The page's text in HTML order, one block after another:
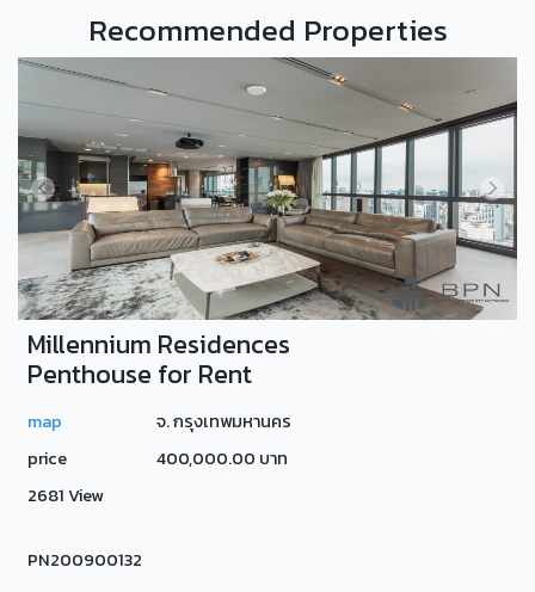
Recommended Properties
Millennium Residences
Penthouse for Rent
map
จ. กรุงเทพมหานคร
price
400,000.00 บาท
2681 View
PN200900132